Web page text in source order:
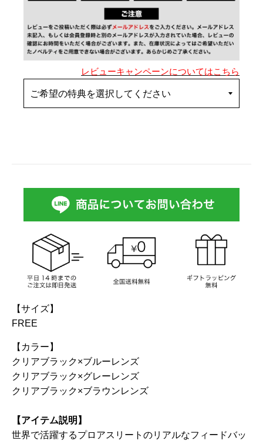
レビューキャンペーンについてはこちら
【サイズ】
FREE
【カラー】
クリアブラック×ブルーレンズ
クリアブラック×グレーレンズ
クリアブラック×ブラウンレンズ
【アイテム説明】
世界で活躍するプロアスリートのリアルなフィードバッ